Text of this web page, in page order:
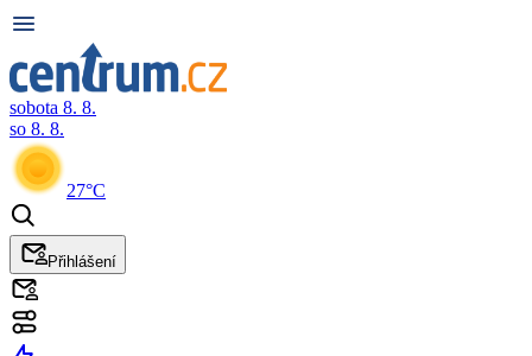
sobota 8. 8.
so 8. 8.
27°C
Přihlášení